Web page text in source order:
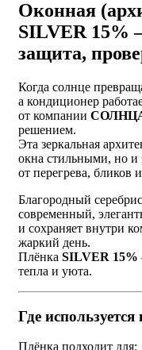
Оконная
SILVER 15%
защита,
Когда солнце
а кондиционер
от компании
решением.
Эта зеркальная
окна стильными, но
от перегрева, бликов
Благородный
современный,
и сохраняет внутри
жаркий день.
Плёнка SILVER 15%
тепла и уюта.
Где
Плёнка подходит для: